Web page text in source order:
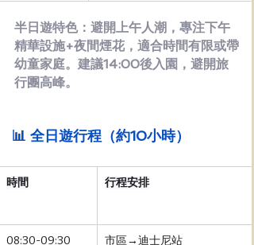
半日遊特色：避開上午人潮，專注下午
精華設施+夜間煙花，適合時間有限或帶
幼童家庭。建議14:00後入園，避開旅
行團高峰。
📊 全日遊行程（約10小時）
時間 行程安排
08:30-09:30 市區→迪士尼站